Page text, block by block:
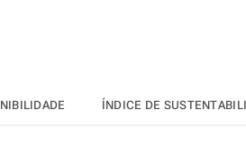
ÍNDICE DE